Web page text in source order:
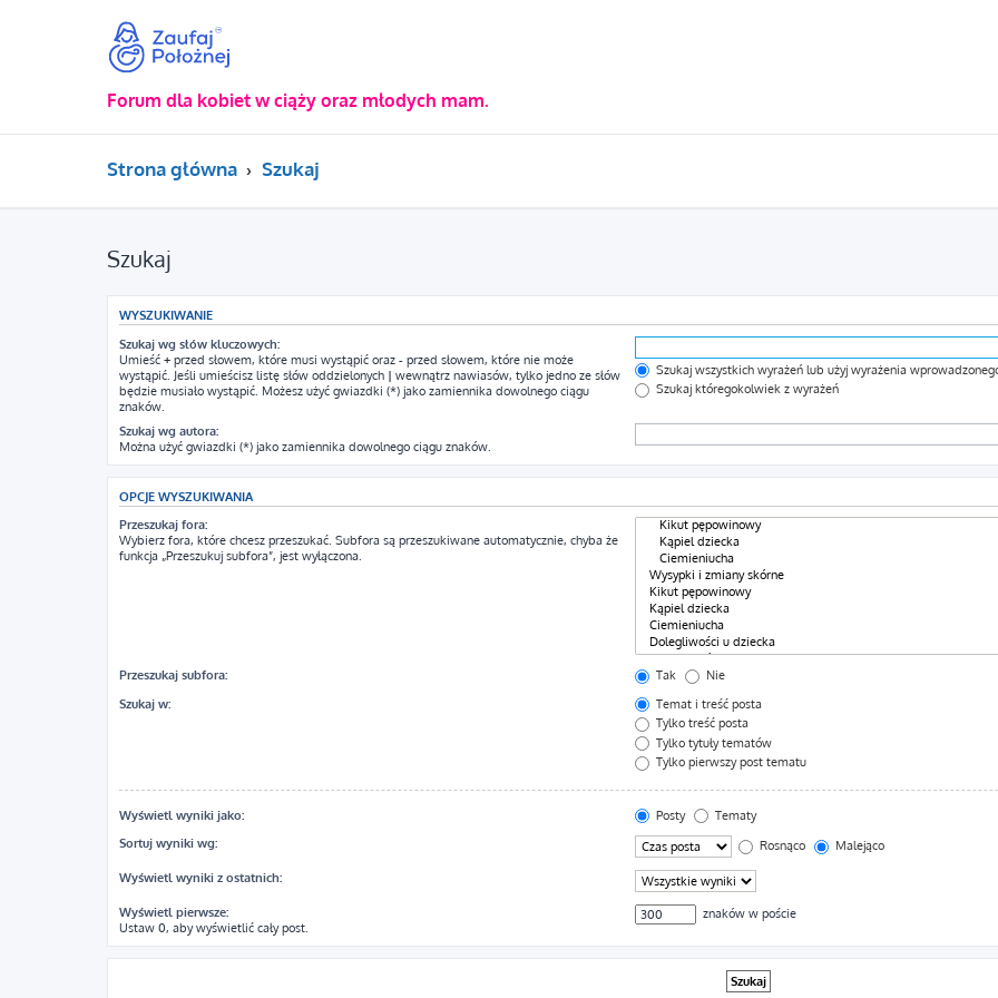
Forum dla kobiet w ciąży oraz młodych mam.
Strona główna Szukaj
Szukaj
WYSZUKIWANIE
Szukaj wg słów kluczowych:
Umieść + przed słowem, które musi wystąpić oraz - przed słowem, które nie może
wystąpić. Jeśli umieścisz listę słów oddzielonych | wewnątrz nawiasów, tylko jedno ze słów
będzie musiało wystąpić. Możesz użyć gwiazdki (*) jako zamiennika dowolnego ciągu
znaków.
Szukaj wszystkich wyrażeń lub użyj wyrażenia
Szukaj któregokolwiek z wyrażeń
Szukaj wg autora:
Można użyć gwiazdki (*) jako zamiennika dowolnego ciągu znaków.
OPCJE WYSZUKIWANIA
Przeszukaj fora:
Wybierz fora, które chcesz przeszukać. Subfora są przeszukiwane automatycznie, chyba że
funkcja „Przeszukuj subfora”, jest wyłączona.
Przeszukaj subfora: Tak
Nie
Szukaj w:
Temat i treść posta
Tylko treść posta
Tylko tytuły tematów
Tylko pierwszy post tematu
Wyświetl wyniki jako: Posty
Tematy
Sortuj wyniki wg:
Rosnąco Malejąco
Wyświetl wyniki z ostatnich:
Wyświetl pierwsze:
Ustaw 0, aby wyświetlić cały post.
znaków w poście